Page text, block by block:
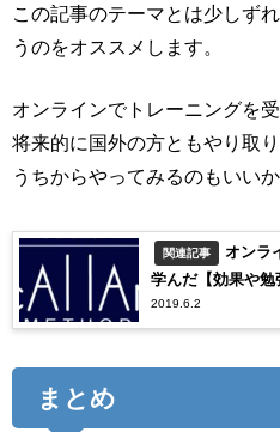
この記事のテーマとは少しず
うのをオススメします。
オンラインでトレーニングを
将来的に国外の方ともやり取
うちからやってみるのもいい
関連記事
オンラ
学んだ【効果や勉
2019.6.2
まとめ